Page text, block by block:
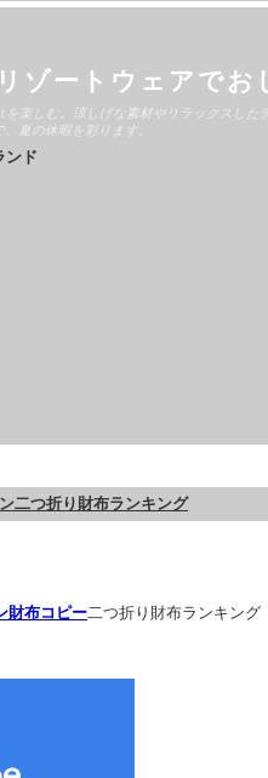
ゾートウェアでお
楽しむ。涼しげな素材やリラックスし
夏の休暇を彩ります。
ンド
二つ折り財布ランキング
財布コピー二つ折り財布ランキング